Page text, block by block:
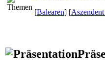
[Balearen] [